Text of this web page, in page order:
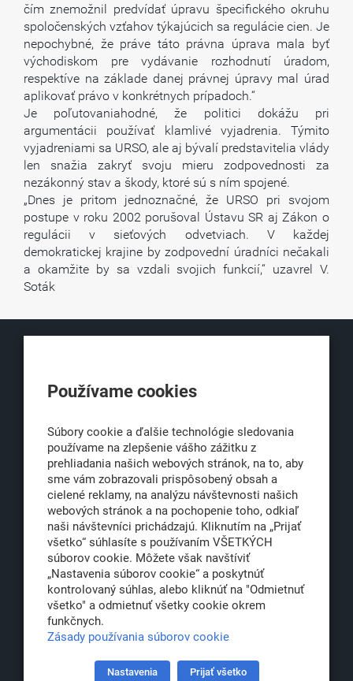
čím znemožnil predvídať úpravu špecifického okruhu
spoločenských vzťahov týkajúcich sa regulácie cien. Je
nepochybné, že práve táto právna úprava mala byť
východiskom pre vydávanie rozhodnutí úradom,
respektíve na základe danej právnej úpravy mal úrad
aplikovať právo v konkrétnych prípadoch.“
Je poľutovaniahodné, že politici dokážu pri
argumentácii používať klamlivé vyjadrenia. Týmito
vyjadreniami sa URSO, ale aj bývalí predstavitelia vlády
len snažia zakryť svoju mieru zodpovednosti za
nezákonný stav a škody, ktoré sú s ním spojené.
„Dnes je pritom jednoznačné, že URSO pri svojom
postupe v roku 2002 porušoval Ústavu SR aj Zákon o
regulácii v sieťových odvetviach. V každej
demokratickej krajine by zodpovední úradníci nečakali
a okamžite by sa vzdali svojich funkcií,“ uzavrel V.
Soták
Obchodná 6
office@klub500.sk
+421 2 54 646 464
www.klub500.sk
Copyright: Klub 500, 2026
Všetky práva vyhradené
Právna informácia
Používame cookies
Súbory cookie a ďalšie technológie sledovania
používame na zlepšenie vášho zážitku z
prehliadania našich webových stránok, na to, aby
sme vám zobrazovali prispôsobený obsah a
cielené reklamy, na analýzu návštevnosti našich
webových stránok a na pochopenie toho, odkiaľ
naši návštevníci prichádzajú. Kliknutím na „Prijať
všetko“ súhlasíte s používaním VŠETKÝCH
súborov cookie. Môžete však navštíviť
„Nastavenia súborov cookie“ a poskytnúť
kontrolovaný súhlas, alebo kliknúť na "Odmietnuť
všetko" a odmietnuť všetky cookie okrem
funkčnych.
Zásady používania súborov cookie
Nastavenia Prijať všetko